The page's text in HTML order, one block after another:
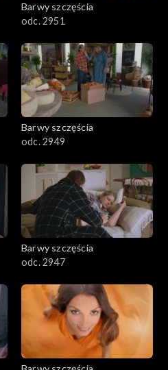
Barwy szczęścia
odc. 2951
Barwy szczęścia
odc. 2949
Barwy szczęścia
odc. 2947